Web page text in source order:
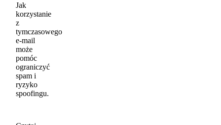
Jak
korzystanie
z
tymczasowego
e-mail
może
pomóc
ograniczyć
spam i
ryzyko
spoofingu.